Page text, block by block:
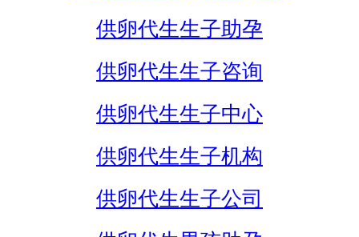
供卵代生生子助孕
供卵代生生子咨询
供卵代生生子中心
供卵代生生子机构
供卵代生生子公司